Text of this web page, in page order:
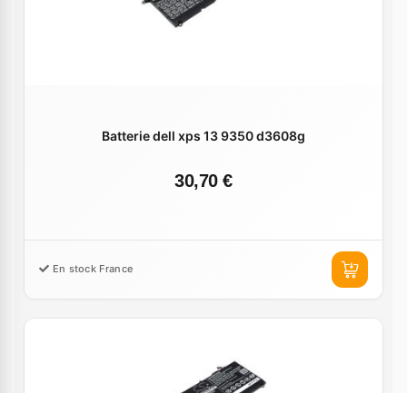
Batterie dell xps 13 9350 d3608g
30,70 €
En stock France